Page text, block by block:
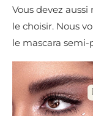
Vous devez
le choisir. Nous
le mascara